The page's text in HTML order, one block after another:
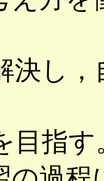
決し
目指す